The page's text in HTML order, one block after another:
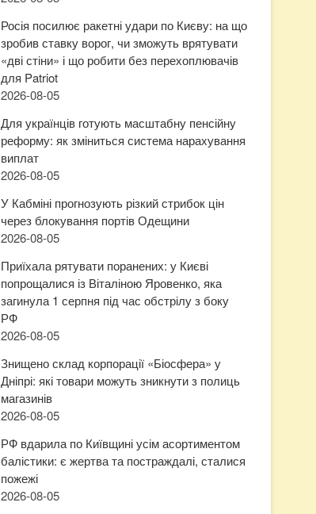
Росія посилює ракетні удари по Києву: на що
зробив ставку ворог, чи зможуть врятувати
«дві стіни» і що робити без перехоплювачів
для Patriot
2026-08-05
Для українців готують масштабну пенсійну
реформу: як зміниться система нарахування
виплат
2026-08-05
У Кабміні прогнозують різкий стрибок цін
через блокування портів Одещини
2026-08-05
Приїхала рятувати поранених: у Києві
попрощалися із Віталіною Яровенко, яка
загинула 1 серпня під час обстрілу з боку
РФ
2026-08-05
Знищено склад корпорації «Біосфера» у
Дніпрі: які товари можуть зникнути з полиць
магазинів
2026-08-05
РФ вдарила по Київщині усім асортиментом
балістики: є жертва та постраждалі, сталися
пожежі
2026-08-05